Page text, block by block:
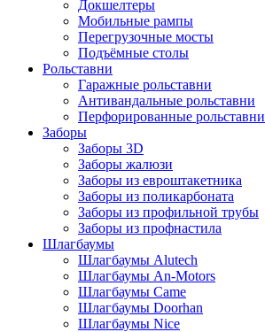
Докшелтеры
Мобильные рампы
Перегрузочные мосты
Подъёмные столы
Рольставни
Гаражные рольставни
Антивандальные рольставни
Перфорированные рольставни
Заборы
Заборы 3D
Заборы жалюзи
Заборы из евроштакетника
Заборы из поликарбоната
Заборы из профильной трубы
Заборы из профнастила
Шлагбаумы
Шлагбаумы Alutech
Шлагбаумы An-Motors
Шлагбаумы Came
Шлагбаумы Doorhan
Шлагбаумы Nice